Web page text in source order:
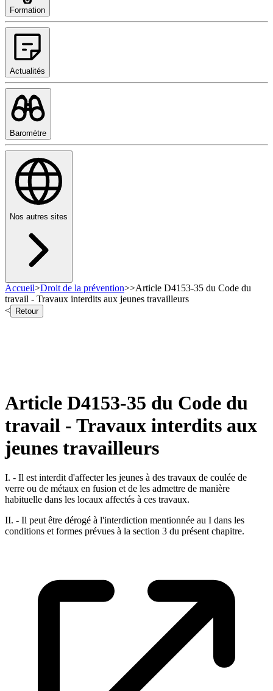
Formation
Actualités
Baromètre
Nos autres sites
Accueil>Droit de la prévention>>Article D4153-35 du Code du
travail - Travaux interdits aux jeunes travailleurs
<
Retour
Article D4153-35 du Code du
travail - Travaux interdits aux
jeunes travailleurs
I. - Il est interdit d'affecter les jeunes à des travaux de coulée de
verre ou de métaux en fusion et de les admettre de manière
habituelle dans les locaux affectés à ces travaux.
II. - Il peut être dérogé à l'interdiction mentionnée au I dans les
conditions et formes prévues à la section 3 du présent chapitre.